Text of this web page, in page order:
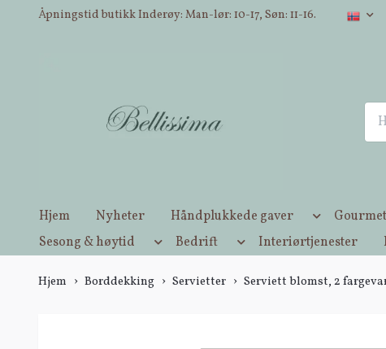
Åpningstid butikk Inderøy: Man-lør: 10-17, Søn: 11-16.
Hjem Nyheter Håndplukkede gaver
Sesong & høytid
Bedrift Interiørtjenester
Hjem Borddekking Servietter Serviett blomst, 2